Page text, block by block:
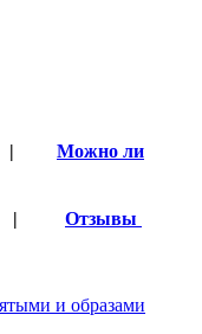
Можно ли
Отзывы